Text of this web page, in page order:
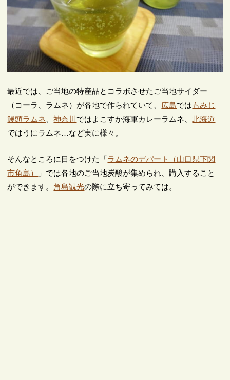
最近では、ご当地の特産品とコラボさせたご当地サイダー
（コーラ、ラムネ）が各地で作られていて、 広島では もみじ
饅頭ラムネ 、神奈川 ではよこすか海軍カレーラムネ、北海道
ではうにラムネ…など実に様々。
そんなところに目をつけた「ラムネのデパート（山口県下関
市角島）
」では各地のご当地炭酸が集められ、購入すること
ができます。角島観光の際に立ち寄ってみては。